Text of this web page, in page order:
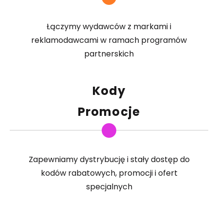
Łączymy wydawców z markami i
reklamodawcami w ramach programów
partnerskich
Kody
Promocje
Zapewniamy dystrybucję i stały dostęp do
kodów rabatowych, promocji i ofert
specjalnych